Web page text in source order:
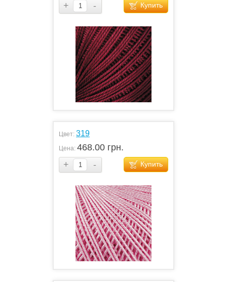
+
- Купить
Цвет: 319
Цена: 468.00 грн.
+
- Купить